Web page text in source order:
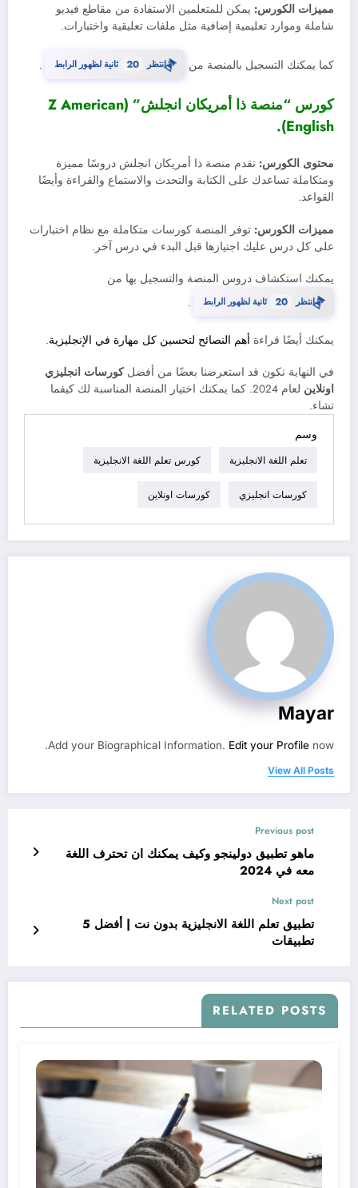
مميزات الكورس: يمكن للمتعلمين الاستفادة من مقاطع فيديو
شاملة وموارد تعليمية إضافية مثل ملفات تعليقية واختبارات.
كما يمكنك التسجيل بالمنصة من ⏳انتظر 20 ثانية لظهور الرابط .
كورس “منصة ذا أمريكان انجلش” (Z American
English).
محتوى الكورس: تقدم منصة ذا أمريكان انجلش دروسًا مميزة
ومتكاملة تساعدك على الكتابة والتحدث والاستماع والقراءة وأيضًا
القواعد.
مميزات الكورس: توفر المنصة كورسات متكاملة مع نظام اختبارات
على كل درس عليك اجتيازها قبل البدء في درس آخر.
يمكنك استكشاف دروس المنصة والتسجيل بها من
⏳انتظر 20 ثانية لظهور الرابط .
يمكنك أيضًا قراءة أهم النصائح لتحسين كل مهارة في الإنجليزية.
في النهاية نكون قد استعرضنا بعضًا من أفضلكورسات انجليزي
اونلاين
لعام 2024. كما يمكنك اختيار المنصة المناسبة لك كيفما
تشاء.
وسم
تعلم اللغة الانجليزية كورس تعلم اللغة الانجليزية
كورسات انجليزي كورسات اونلاين
Mayar
Add your Biographical Information. Edit your Profile now.
View All Posts
Previous post
ماهو تطبيق دولينجو وكيف يمكنك ان تحترف اللغة
معه في 2024
Next post
تطبيق تعلم اللغة الانجليزية بدون نت | أفضل 5
تطبيقات
RELATED POSTS